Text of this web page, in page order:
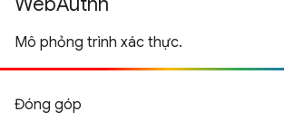
Mô phỏng trình xác thực.
Đóng góp